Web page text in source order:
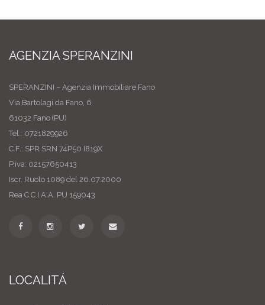
AGENZIA SPERANZINI
SPERANZINI – Agenzia Immobiliare Fano
Via Bartolagi da Fano, 6
61032 Fano (PU)
Tel.: 0721829926
C.F.: SPR SRN 74P50 I819X
P.iva: 02157650413
Iscr. Ruolo 1089 del 26.07.2000
Rea C.C.I.A.A. PU 159043
LOCALITÁ